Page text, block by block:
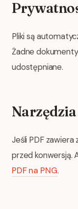
Pliki są
Żadne
udostępniane.
Jeśli PDF
przed konwersją.
PDF na PNG.